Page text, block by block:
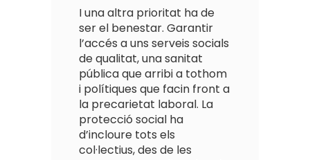
I una altra prioritat ha de
ser el benestar. Garantir
l’accés a uns serveis socials
de qualitat, una sanitat
pública que arribi a tothom
i polítiques que facin front a
la precarietat laboral. La
protecció social ha
d’incloure tots els
col·lectius, des de les